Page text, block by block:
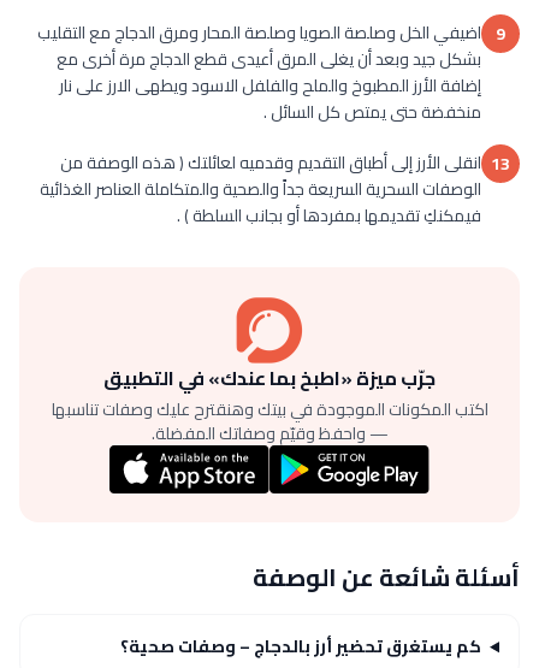
9 اضيفي الخل وصلصة الصويا وصلصة المحار ومرق الدجاج مع التقليب
بشكل جيد وبعد أن يغلى المرق أعيدى قطع الدجاج مرة أخرى مع
إضافة الأرز المطبوخ والملح والفلفل الاسود ويطهى الارز على نار
منخفضة حتى يمتص كل السائل .
13 انقلى الأرز إلى أطباق التقديم وقدميه لعائلتك ( هذه الوصفة من
الوصفات السحرية السريعة جداً والصحية والمتكاملة العناصر الغذائية
فيمكنكِ تقديمها بمفردها أو بجانب السلطة ) .
جرّب ميزة «اطبخ بما عندك» في التطبيق
اكتب المكونات الموجودة في بيتك وهنقترح عليك وصفات تناسبها
— واحفظ وقيّم وصفاتك المفضلة.
أسئلة شائعة عن الوصفة
كم يستغرق تحضير أرز بالدجاج – وصفات صحية؟